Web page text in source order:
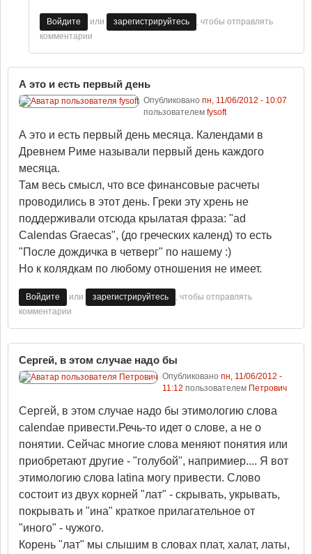
Войдите или зарегистрируйтесь
, чтобы отправлять
комментарии
А это и есть первый день
Опубликовано пн, 11/06/2012 - 10:07
пользователем fysoft
А это и есть первый день месяца. Календами в
Древнем Риме называли первый день каждого
месяца.
Там весь смысл, что все финансовые расчеты
проводились в этот день. Греки эту хрень не
поддерживали отсюда крылатая фраза: "ad
Calendas Graecas", (до греческих календ) то есть
"После дождичка в четверг" по нашему :)
Но к колядкам по любому отношения не имеет.
Войдите или зарегистрируйтесь
, чтобы отправлять
комментарии
Сергей, в этом случае надо бы
Опубликовано пн, 11/06/2012 -
11:12 пользователем Петрович
Сергей, в этом случае надо бы этимологию слова
calendae привести.Речь-то идет о слове, а не о
понятии. Сейчас многие слова меняют понятия или
приобретают другие - "голубой", напримиер.... Я вот
этимологию слова latina могу привести. Слово
состоит из двух корней "лат" - скрывать, укрывать,
покрывать и "ина" краткое прилагательное от
"иного" - чужого.
Корень "лат" мы слышим в словах плат, халат, латы,